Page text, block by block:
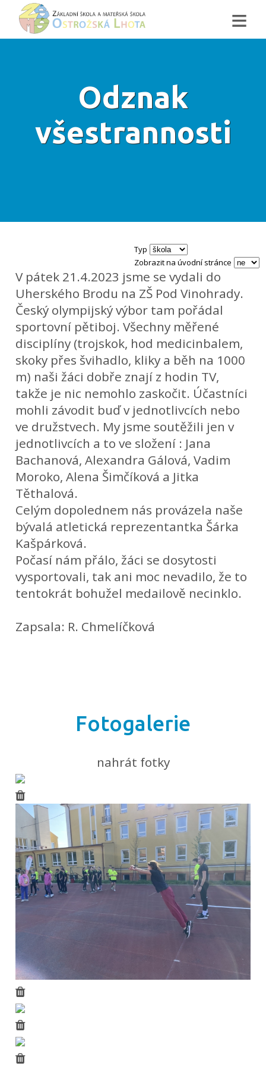
≡
Odznak
všestrannosti
Typ
Zobrazit na úvodní stránce
V pátek 21.4.2023 jsme se vydali do
Uherského Brodu na ZŠ Pod Vinohrady.
Český olympijský výbor tam pořádal
sportovní pětiboj. Všechny měřené
disciplíny (trojskok, hod medicinbalem,
skoky přes švihadlo, kliky a běh na 1000
m) naši žáci dobře znají z hodin TV,
takže je nic nemohlo zaskočit. Účastníci
mohli závodit buď v jednotlivcích nebo
ve družstvech. My jsme soutěžili jen v
jednotlivcích a to ve složení : Jana
Bachanová, Alexandra Gálová, Vadim
Moroko, Alena Šimčíková a Jitka
Těthalová.
Celým dopolednem nás provázela naše
bývalá atletická reprezentantka Šárka
Kašpárková.
Počasí nám přálo, žáci se dosytosti
vysportovali, tak ani moc nevadilo, že to
tentokrát bohužel medailově necinklo.
Zapsala: R. Chmelíčková
Fotogalerie
nahrát fotky